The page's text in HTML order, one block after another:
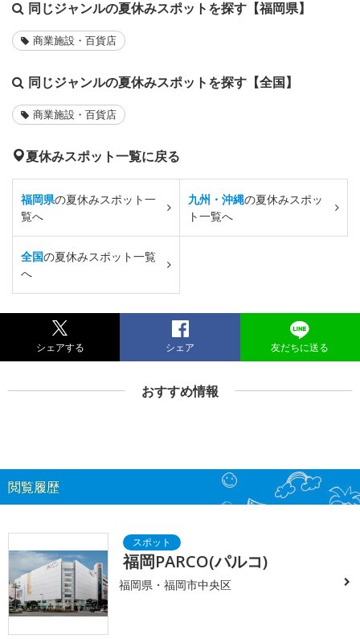
同じジャンルの夏休みスポットを探す【福岡県】
商業施設・百貨店
同じジャンルの夏休みスポットを探す【全国】
商業施設・百貨店
夏休みスポット一覧に戻る
福岡県の夏休みスポット一
覧へ
九州・沖縄の夏休みスポッ
ト一覧へ
全国の夏休みスポット一覧
へ
シェアする シェア 友だちに送る
おすすめ情報
閲覧履歴
福岡PARCO(パルコ)
福岡県・福岡市中央区